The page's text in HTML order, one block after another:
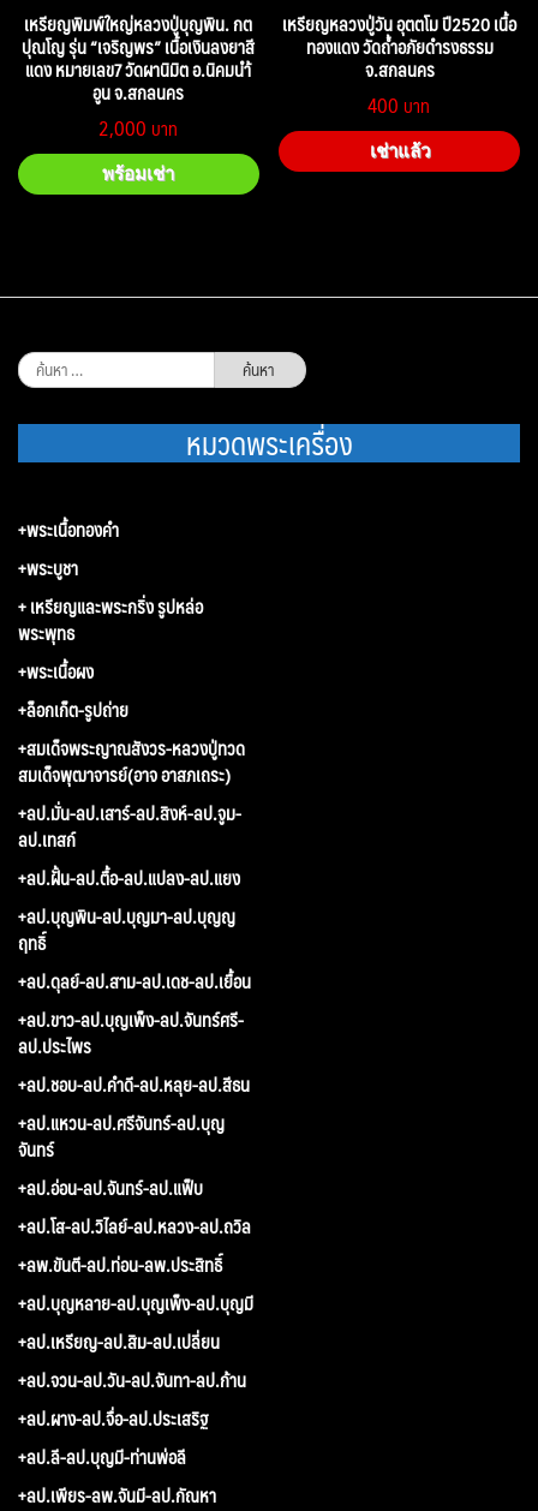
เหรียญพิมพ์ใหญ่หลวงปู่บุญพิน. กต
ปุณโญ รุ่น “เจริญพร” เนื้อเงินลงยาสี
แดง หมายเลข7 วัดผานิมิต อ.นิคมนำ้
อูน จ.สกลนคร
2,000
พร้อมเช่า
เหรียญหลวงปู่วัน อุตตโม ปี2520 เนื้อ
ทองแดง วัดถ้ำอภัยดำรงธรรม
จ.สกลนคร
400
เช่าแล้ว
ค้นหา
สำหรับ:
หมวดพระเครื่อง
+พระเนื้อทองคำ
+พระบูชา
+ เหรียญและพระกริ่ง รูปหล่อ
พระพุทธ
+พระเนื้อผง
+ล็อกเก็ต-รูปถ่าย
+สมเด็จพระญาณสังวร-หลวงปู่ทวด
สมเด็จพุฒาจารย์(อาจ อาสภเถระ)
+ลป.มั่น-ลป.เสาร์-ลป.สิงห์-ลป.จูม-
ลป.เทสก์
+ลป.ฝั้น-ลป.ตื้อ-ลป.แปลง-ลป.แยง
+ลป.บุญพิน-ลป.บุญมา-ลป.บุญญ
ฤทธิ์
+ลป.ดุลย์-ลป.สาม-ลป.เดช-ลป.เยื้อน
+ลป.ขาว-ลป.บุญเพ็ง-ลป.จันทร์ศรี-
ลป.ประไพร
+ลป.ชอบ-ลป.คำดี-ลป.หลุย-ลป.สีธน
+ลป.แหวน-ลป.ศรีจันทร์-ลป.บุญ
จันทร์
+ลป.อ่อน-ลป.จันทร์-ลป.แฟ็บ
+ลป.โส-ลป.วิไลย์-ลป.หลวง-ลป.ถวิล
+ลพ.ขันตี-ลป.ท่อน-ลพ.ประสิทธิ์
+ลป.บุญหลาย-ลป.บุญเพ็ง-ลป.บุญมี
+ลป.เหรียญ-ลป.สิม-ลป.เปลี่ยน
+ลป.จวน-ลป.วัน-ลป.จันทา-ลป.ก้าน
+ลป.ผาง-ลป.จื่อ-ลป.ประเสริฐ
+ลป.ลี-ลป.บุญมี-ท่านพ่อลี
+ลป.เพียร-ลพ.จันมี-ลป.กัณหา